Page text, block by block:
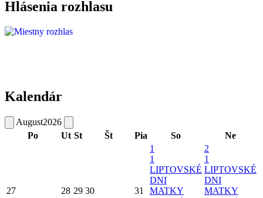
Hlásenia rozhlasu
Kalendár
August2026
Po
Ut St Št Pia So Ne
27 28 29 30 31
1
1
LIPTOVSKÉ
DNI
MATKY
2
1
LIPTOVSKÉ
DNI
MATKY